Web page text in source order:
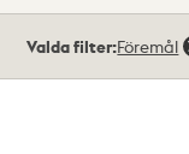
träffar
Valda filter:Föremål